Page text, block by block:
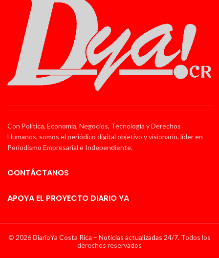
Con Política, Economía, Negocios, Tecnología y Derechos
Humanos, somos el periódico digital objetivo y visionario, líder en
Periodismo Empresarial e Independiente.
CONTÁCTANOS
APOYA EL PROYECTO DIARIO YA
© 2026DiarioYa Costa Rica – Noticias actualizadas 24/7. Todos los
derechos reservados